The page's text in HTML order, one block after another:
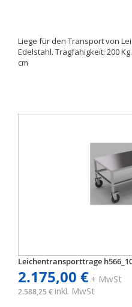
Liege für den Transport von
Edelstahl. Tragfähigkeit: 200
cm
Leichentransporttrage
2.175,00 €+ MwSt
2.588,25 € inkl. MwSt